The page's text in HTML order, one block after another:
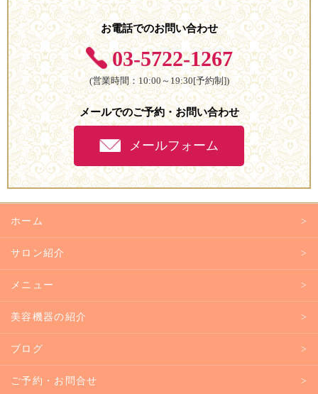
お電話でのお問い合わせ
03-5722-1267
(営業時間：10:00～19:30[予約制])
メールでのご予約・お問い合わせ
メールフォーム
ホーム
サロン紹介
メニュー
美容機器の紹介
ブログ
ご予約・お問合せ